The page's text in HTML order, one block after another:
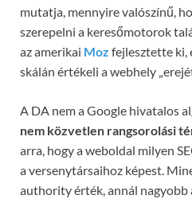
mutatja, mennyire valószínű,
szerepelni a keresőmotorok
az amerikai Moz fejlesztette ki,
skálán értékeli a webhely
A DA nem a Google hivatalos
nem közvetlen rangsorolási
arra, hogy a weboldal milyen
a versenytársaihoz képest.
authority érték, annál nagyobb